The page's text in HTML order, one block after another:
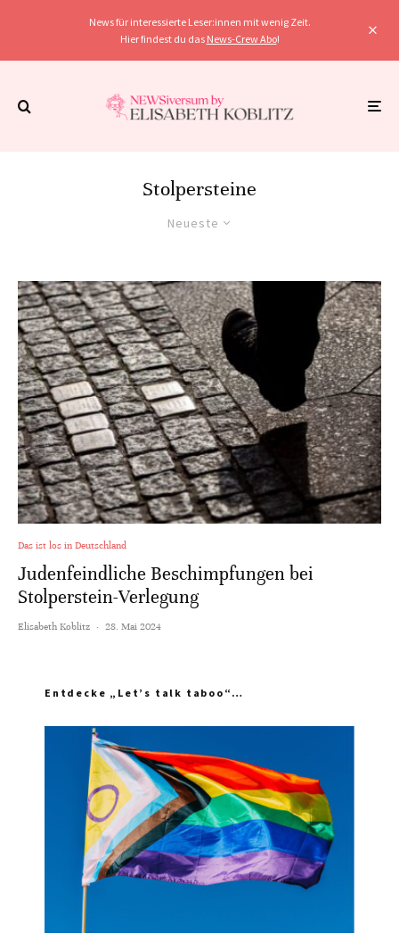
News für interessierte Leser:innen mit wenig Zeit.
Hier findest du das News-Crew Abo!
Stolpersteine
Neueste
Das ist los in Deutschland
Judenfeindliche Beschimpfungen bei
Stolperstein-Verlegung
Elisabeth Koblitz · 28. Mai 2024
Entdecke „Let’s talk taboo“…